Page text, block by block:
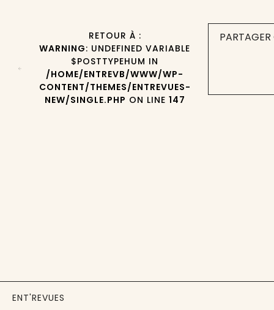
RETOUR À :
WARNING: UNDEFINED VARIABLE
$POSTTYPEHUM IN
/HOME/ENTREVB/WWW/WP-
CONTENT/THEMES/ENTREVUES-
NEW/SINGLE.PHP ON LINE 147
ENT'REVUES